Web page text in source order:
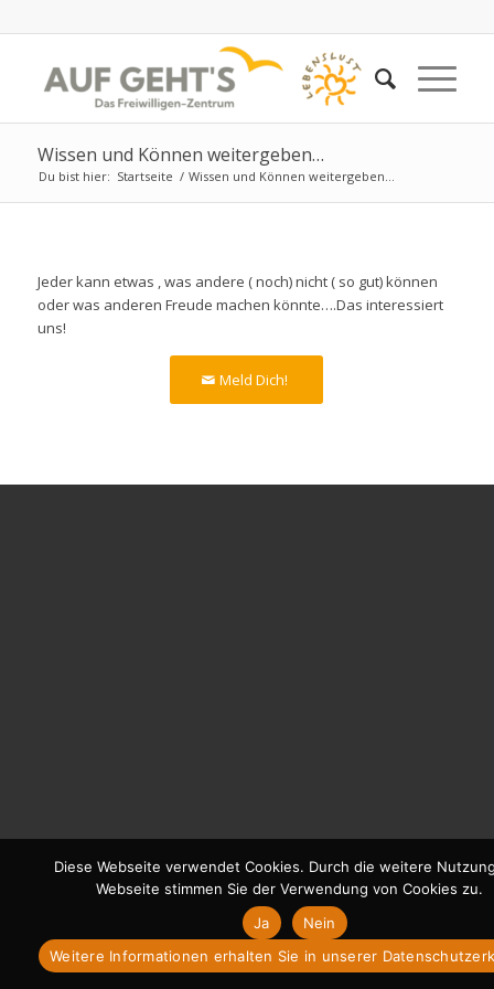
Wissen und Können weitergeben…
Du bist hier: Startseite / Wissen und Können weitergeben…
Jeder kann etwas , was andere ( noch) nicht ( so gut) können
oder was anderen Freude machen könnte….Das interessiert
uns!
Meld Dich!
Diese Webseite verwendet Cookies. Durch die weitere
Webseite stimmen Sie der Verwendung von Cookies zu.
Ja
Nein
Weitere Informationen erhalten Sie in unserer